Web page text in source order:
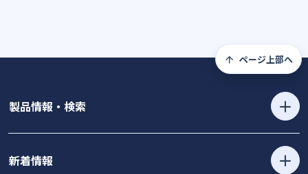
ページ上部へ
製品情報・検索
新着情報